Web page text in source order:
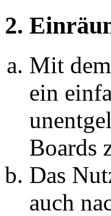
2.
Mit
ein
Boards
Das
auch